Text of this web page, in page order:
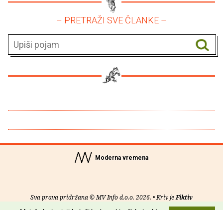
– PRETRAŽI SVE ČLANKE –
Moderna vremena
Sva prava pridržana © MV Info d.o.o. 2026. • Kriv jeFiktiv